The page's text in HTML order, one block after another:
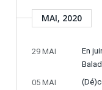
MAI, 2020
29 MAI
En
05 MAI